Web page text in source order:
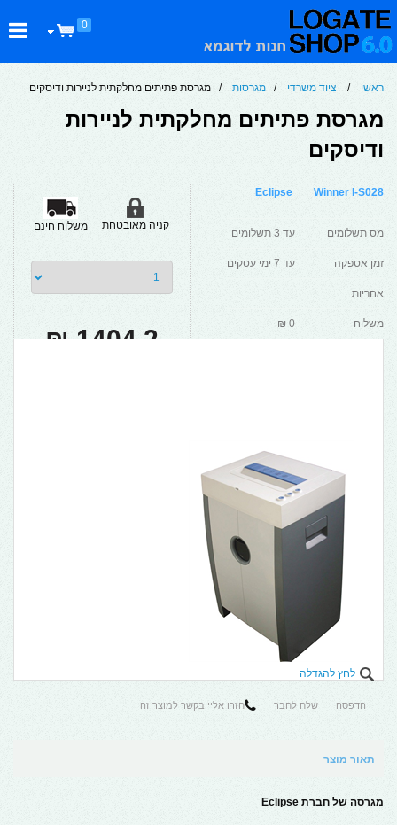
0
ראשי / ציוד משרדי / מגרסות / מגרסת פתיתים מחלקתית לניירות ודיסקים
מגרסת פתיתים מחלקתית לניירות
ודיסקים
קניה מאובטחת משלוח חינם
1404.2 ₪
Eclipse Winner I-S028
מס תשלומים עד 3 תשלומים
זמן אספקה עד 7 ימי עסקים
אחריות
משלוח 0 ₪
לחץ להגדלה
הדפסה שלח לחבר חזרו אליי בקשר למוצר זה
תאור מוצר
מגרסה של חברת Eclipse